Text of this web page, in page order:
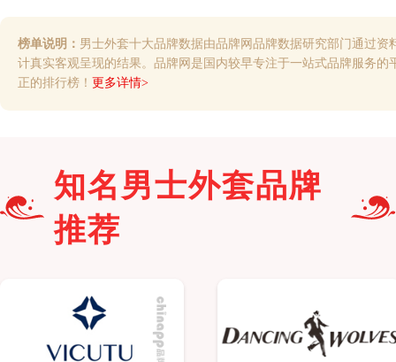
榜单说明： 男士外套十大品牌数据由品牌网品牌数据研究部门通过
计真实客观呈现的结果。品牌网是国内较早专注于一站式品牌服务
正的排行榜！ 更多详情>
知名男士外套品牌
推荐